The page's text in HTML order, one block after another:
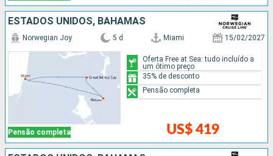
ESTADOS UNIDOS, BAHAMAS
Pensão completa
Norwegian Joy 5 d Miami 15/02/2027
US$ 419
Oferta Free at Sea: tudo incluído a
um ótimo preço
35% de desconto
Pensão completa